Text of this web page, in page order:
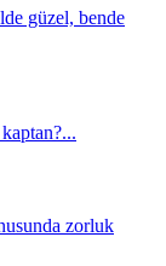
güzel, bende
zorluk